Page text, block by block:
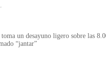
un desayuno ligero sobre las
“jantar”